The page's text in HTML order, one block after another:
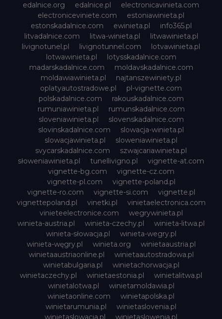
edalnice.org
edalnice.pl
electronicavinieta.com
electroniceviniete.com
estoniawinieta.pl
estonskadalnice.com
ewinieta.pl
info365.pl
litvadalnice.com
litwa-winieta.pl
litwawinieta.pl
livignotunel.pl
livignotunnel.com
lotvawinieta.pl
lotwawinieta.pl
lotysskadalnice.com
madarskadalnice.com
moldavskadalnice.com
moldawiawinieta.pl
najtanszewiniety.pl
oplatyautostradowe.pl
pl-vignette.com
polskadalnice.com
rakouskadalnice.com
rumuniawinieta.pl
rumunskadalnice.com
sloveniawinieta.pl
slovenskadalnice.com
slovinskadalnice.com
slowacja-winieta.pl
slowacjawinieta.pl
sloweniawinieta.pl
svycarskadalnice.com
szwajcariawinieta.pl
słoweniawinieta.pl
tunellivigno.pl
vignette-at.com
vignette-bg.com
vignette-cz.com
vignette-pl.com
vignette-poland.pl
vignette-ro.com
vignette-si.com
vignette.pl
vignettepoland.pl
vinetki.pl
vinietaelectronica.com
vinieteelectronice.com
wegrywinieta.pl
winieta-austria.pl
winieta-czechy.pl
winieta-litwa.pl
winieta-słowacja.pl
winieta-wegry.pl
winieta-węgry.pl
winieta.org
winietaaustria.pl
winietaaustriaonline.pl
winietaautostradowa.pl
winietabulgaria.pl
winietachorwacja.pl
winietaczechy.pl
winietaestonia.pl
winietalitwa.pl
winietalotwa.pl
winietamoldawia.pl
winietaonline.com
winietapolska.pl
winietarumunia.pl
winietaslovenia.pl
winietaslowacja.pl
winietaslowenia.pl